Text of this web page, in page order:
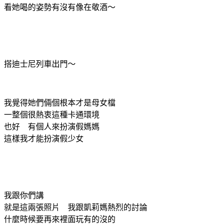
看她喝的姿勢有沒有像在敬酒～
搭迪士尼列車出門～
我覺得她們倆個根本才是母女檔
一整個很熱衷這種卡通環境
也好 有個人來扮演假媽媽
這樣我才能扮演假少女
我跟你們講
就是這兩張照片 我跟凱莉媽熱烈的討論
什麼時候要再來裡面玩有的沒的